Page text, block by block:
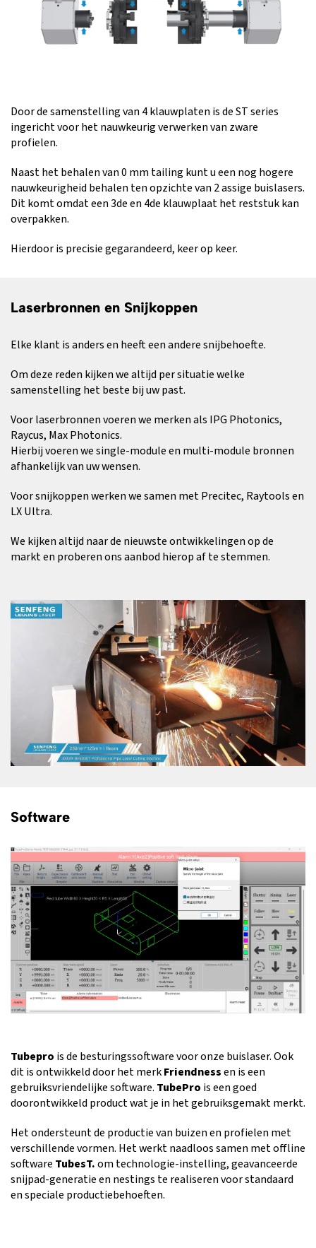
Door de samenstelling van 4 klauwplaten is de ST series
ingericht voor het nauwkeurig verwerken van zware
profielen.
Naast het behalen van 0 mm tailing kunt u een nog hogere
nauwkeurigheid behalen ten opzichte van 2 assige buislasers.
Dit komt omdat een 3de en 4de klauwplaat het reststuk kan
overpakken.
Hierdoor is precisie gegarandeerd, keer op keer.
Laserbronnen en Snijkoppen
Elke klant is anders en heeft een andere snijbehoefte.
Om deze reden kijken we altijd per situatie welke
samenstelling het beste bij uw past.
Voor laserbronnen voeren we merken als IPG Photonics,
Raycus, Max Photonics.
Hierbij voeren we single-module en multi-module bronnen
afhankelijk van uw wensen.
Voor snijkoppen werken we samen met Precitec, Raytools en
LX Ultra.
We kijken altijd naar de nieuwste ontwikkelingen op de
markt en proberen ons aanbod hierop af te stemmen.
Software
Tubepro is de besturingssoftware voor onze buislaser. Ook
dit is ontwikkeld door het merkFriendnessen is een
gebruiksvriendelijke software. TubePro is een goed
doorontwikkeld product wat je in het gebruiksgemakt merkt.
Het ondersteunt de productie van buizen en profielen met
verschillende vormen. Het werkt naadloos samen met offline
software TubesT.om technologie-instelling, geavanceerde
snijpad-generatie en nestings te realiseren voor standaard
en speciale productiebehoeften.